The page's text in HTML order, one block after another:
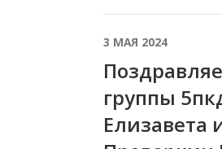
3 МАЯ 2024
группы
Елизавета